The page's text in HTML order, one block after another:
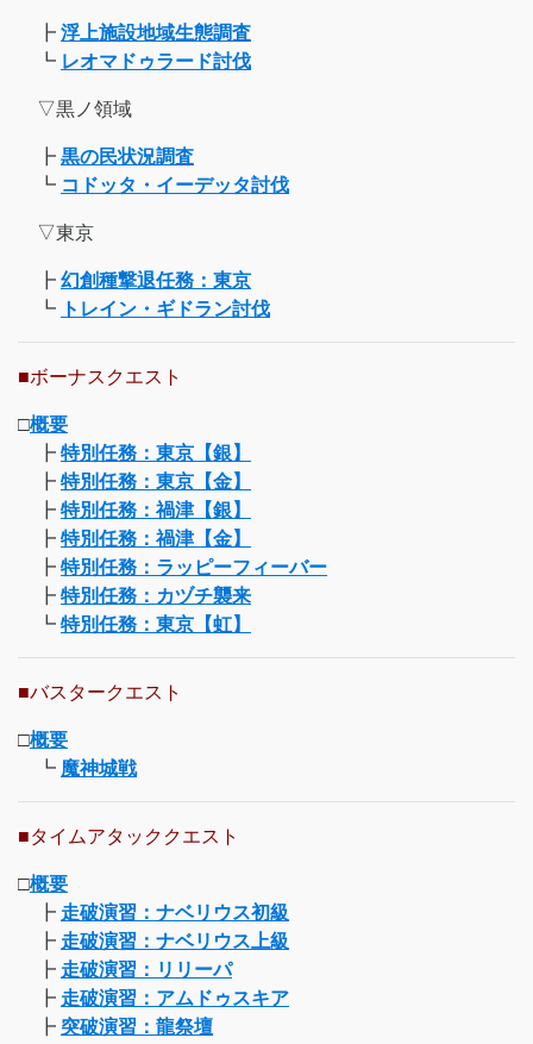
┣浮上施設地域生態調査
┗ レオマドゥラード討伐
▽黒ノ領域
┣黒の民状況調査
┗ コドッタ・イーデッタ討伐
▽東京
┣幻創種撃退任務：東京
┗ トレイン・ギドラン討伐
■ボーナスクエスト
□概要
┣特別任務：東京【銀】
┣特別任務：東京【金】
┣特別任務：禍津【銀】
┣特別任務：禍津【金】
┣特別任務：ラッピーフィーバー
┣特別任務：カヅチ襲来
┗特別任務：東京【虹】
■バスタークエスト
□概要
┗ 魔神城戦
■タイムアタッククエスト
□概要
┣ 走破演習：ナベリウス初級
┣ 走破演習：ナベリウス上級
┣ 走破演習：リリーパ
┣ 走破演習：アムドゥスキア
┣ 突破演習：龍祭壇